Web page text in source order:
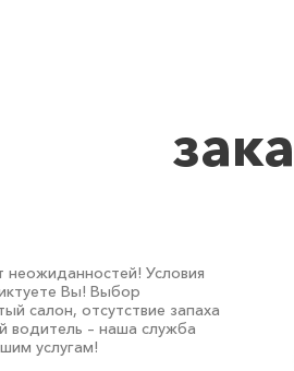
неожиданностей! Условия
Вы! Выбор
салон, отсутствие запаха
водитель – наша служба
услугам!